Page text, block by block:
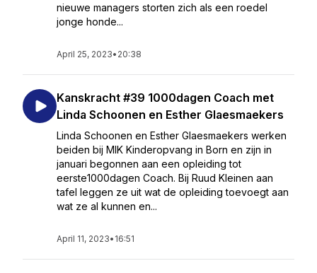
nieuwe managers storten zich als een roedel
jonge honde...
April 25, 2023• 20:38
Kanskracht #39 1000dagen Coach met
Linda Schoonen en Esther Glaesmaekers
Linda Schoonen en Esther Glaesmaekers werken
beiden bij MIK Kinderopvang in Born en zijn in
januari begonnen aan een opleiding tot
eerste1000dagen Coach. Bij Ruud Kleinen aan
tafel leggen ze uit wat de opleiding toevoegt aan
wat ze al kunnen en...
April 11, 2023• 16:51